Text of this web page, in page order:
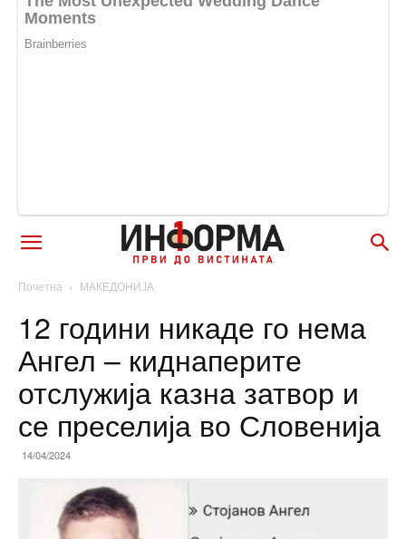
Почетна МАКЕДОНИЈА
12 години никаде го нема
Ангел – киднаперите
отслужија казна затвор и
се преселија во Словенија
14/04/2024